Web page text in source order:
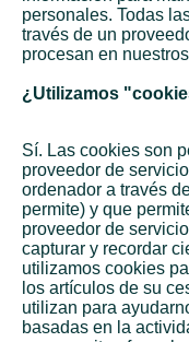
personales. Todas
través de un
procesan en
¿Utilizamos
Sí. Las cookies son
proveedor de
ordenador a través
permite) y que
proveedor de
capturar y recordar
utilizamos cookies
los artículos de su
utilizan para
basadas en la